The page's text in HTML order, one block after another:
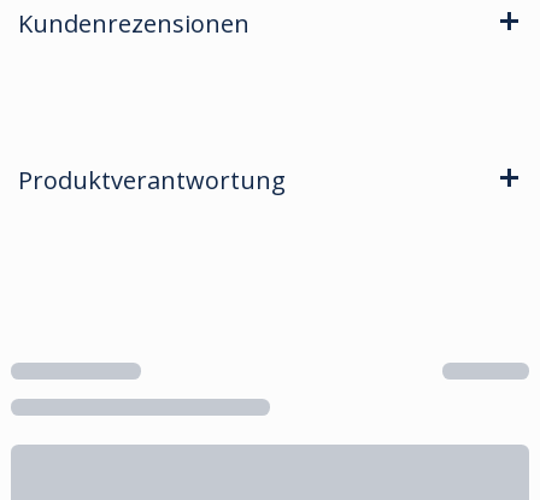
Kundenrezensionen
Produktverantwortung